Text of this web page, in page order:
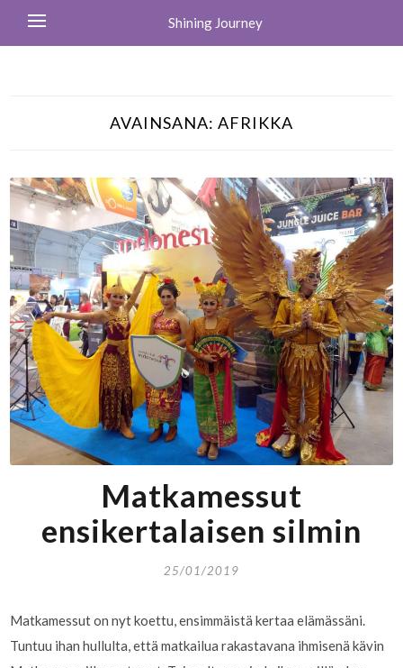
Shining Journey
AVAINSANA: AFRIKKA
Matkamessut
ensikertalaisen silmin
25/01/2019
Matkamessut on nyt koettu, ensimmäistä kertaa elämässäni.
Tuntuu ihan hullulta, että matkailua rakastavana ihmisenä kävin